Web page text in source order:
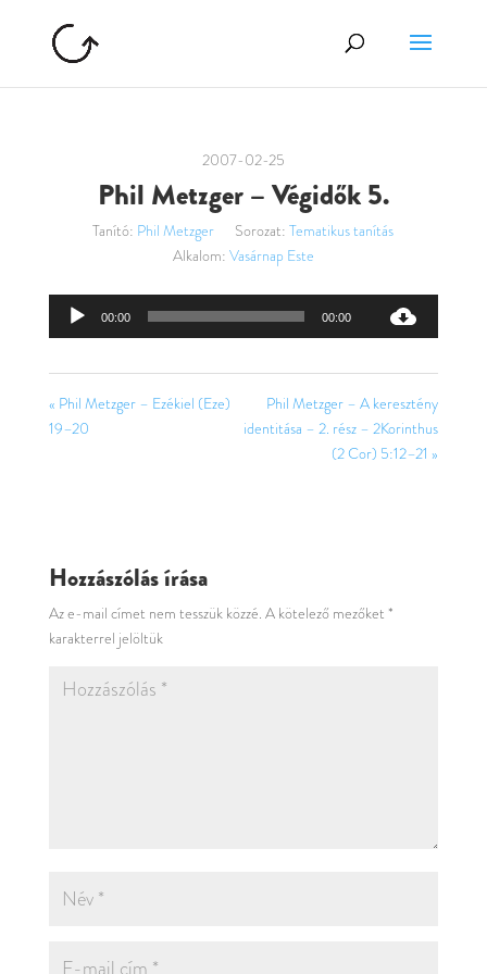
2007-02-25
Phil Metzger – Végidők 5.
Tanító: Phil Metzger Sorozat: Tematikus tanítás
Alkalom: Vasárnap Este
Audió
00:00 00:00
« Phil Metzger – Ezékiel (Eze)
19–20
Phil Metzger – A keresztény
identitása – 2. rész – 2Korinthus
(2 Cor) 5:12–21 »
Hozzászólás írása
Az e-mail címet nem tesszük közzé. A kötelező mezőket *
karakterrel jelöltük